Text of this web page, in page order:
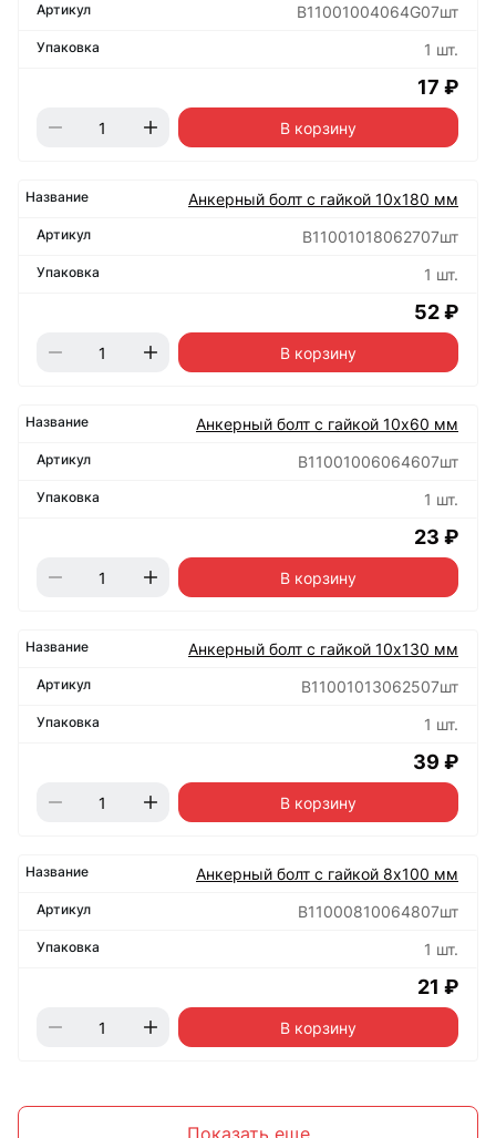
B11001004064G07шт
1 шт.
17 ₽
В корзину
Анкерный болт с гайкой 10х180 мм
B11001018062707шт
1 шт.
52 ₽
В корзину
Анкерный болт с гайкой 10х60 мм
B11001006064607шт
1 шт.
23 ₽
В корзину
Анкерный болт с гайкой 10х130 мм
B11001013062507шт
1 шт.
39 ₽
В корзину
Анкерный болт с гайкой 8х100 мм
B11000810064807шт
1 шт.
21 ₽
В корзину